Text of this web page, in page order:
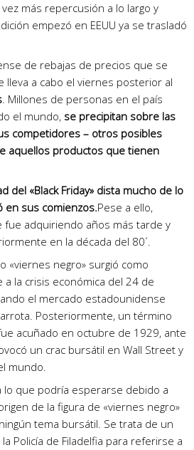
más repercusión a lo largo y
empezó en EEUU ya se trasladó
de rebajas de precios que se
lleva a cabo el viernes posterior al
. Millones de personas en el país
el mundo, se precipitan sobre las
competidores – otros posibles
aquellos productos que tienen
del «Black Friday» dista mucho de lo
en sus comienzos.Pese a ello,
adquiriendo años más tarde y
en la década del 80´.
«viernes negro» surgió como
la crisis económica del 24 de
el mercado estadounidense
Posteriormente, un término
acuñado en octubre de 1929, ante
un crac bursátil en Wall Street y
mundo.
lo que podría esperarse debido a
de la figura de «viernes negro»
tema bursátil. Se trata de un
Policía de Filadelfia para referirse a